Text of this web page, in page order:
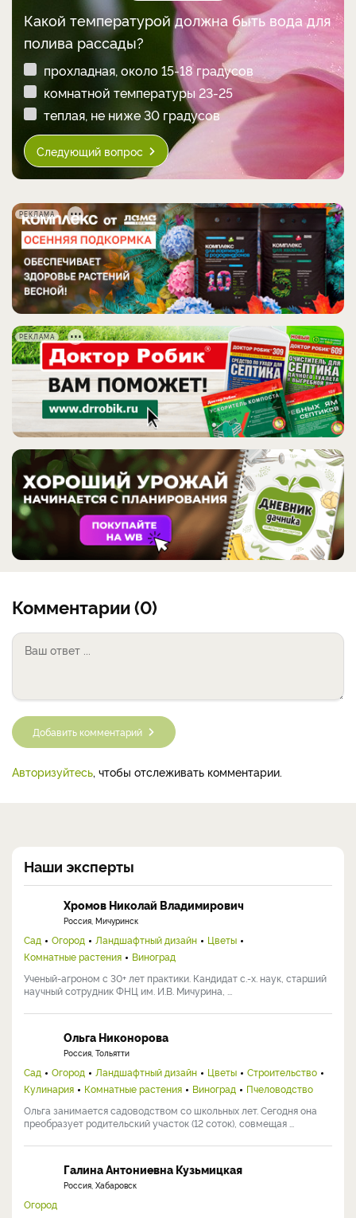
Какой температурой должна быть вода для
полива рассады?
прохладная, около 15-18 градусов
комнатной температуры 23-25
теплая, не ниже 30 градусов
Следующий вопрос
РЕКЛАМА
РЕКЛАМА
Комментарии (0)
Добавить комментарий
Авторизуйтесь, чтобы отслеживать комментарии.
Наши эксперты
Хромов Николай Владимирович
Россия, Мичуринск
Сад Огород Ландшафтный дизайн
Цветы
Комнатные растения
Виноград
Ученый-агроном с 30+ лет практики. Кандидат с.-х. наук, старший
научный сотрудник ФНЦ им. И.В. Мичурина, ...
Ольга Никонорова
Россия, Тольятти
Сад Огород Ландшафтный дизайн Цветы
Строительство
Кулинария
Комнатные растения Виноград
Пчеловодство
Ольга занимается садоводством со школьных лет. Сегодня она
преобразует родительский участок (12 соток), совмещая ...
Галина Антониевна Кузьмицкая
Россия, Хабаровск
Огород